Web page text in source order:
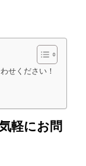
せください！
軽にお問